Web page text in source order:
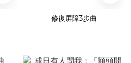
修復屏障3步曲